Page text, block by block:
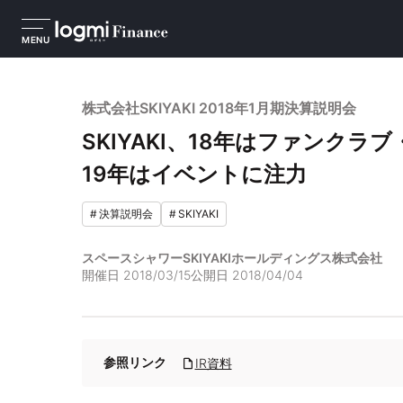
MENU
株式会社SKIYAKI 2018年1月期決算説明会
SKIYAKI、18年はファンクラ
19年はイベントに注力
#決算説明会 #SKIYAKI
スペースシャワーSKIYAKIホールディングス株式会社
開催日 2018/03/15公開日 2018/04/04
参照リンク IR資料